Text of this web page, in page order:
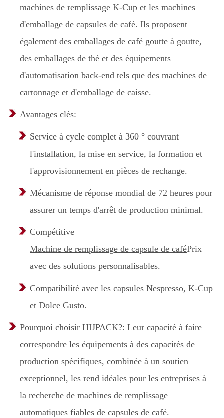
machines de remplissage K-Cup et les machines
d'emballage de capsules de café. Ils proposent
également des emballages de café goutte à goutte,
des emballages de thé et des équipements
d'automatisation back-end tels que des machines de
cartonnage et d'emballage de caisse.
Avantages clés:
Service à cycle complet à 360 ° couvrant
l'installation, la mise en service, la formation et
l'approvisionnement en pièces de rechange.
Mécanisme de réponse mondial de 72 heures pour
assurer un temps d'arrêt de production minimal.
Compétitive
Machine de remplissage de capsule de caféPrix
avec des solutions personnalisables.
Compatibilité avec les capsules Nespresso, K-Cup
et Dolce Gusto.
Pourquoi choisir HIJPACK?: Leur capacité à faire
correspondre les équipements à des capacités de
production spécifiques, combinée à un soutien
exceptionnel, les rend idéales pour les entreprises à
la recherche de machines de remplissage
automatiques fiables de capsules de café.